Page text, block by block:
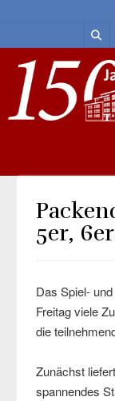
content
5er,
Das Spiel-
Freitag viele
die
Zunächst
spannendes